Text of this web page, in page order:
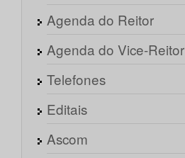
Agenda do Reitor
Agenda do Vice-Reitor
Telefones
Editais
Ascom